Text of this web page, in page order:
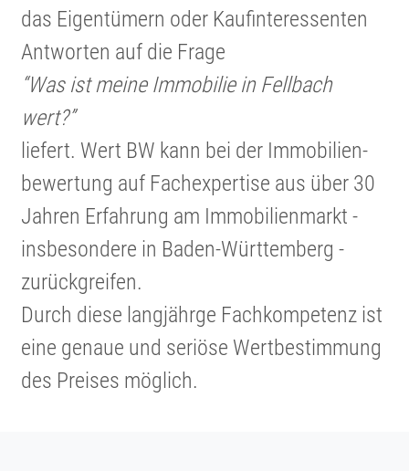
das Eigen­tü­mern oder Kaufin­ter­es­senten
Antworten auf die Frage
“Was ist meine Immobilie in Fellbach
wert?”
liefert. Wert BW kann bei der Immobi­li­en­
be­wer­tung auf Fachex­per­tise aus über 30
Jahren Erfahrung am Immobi­li­en­markt -
insbe­son­dere in Baden-Württem­berg -
zurück­greifen.
Durch diese langjährge Fachkom­pe­tenz ist
eine genaue und seriöse Wertbe­stim­mung
des Preises möglich.